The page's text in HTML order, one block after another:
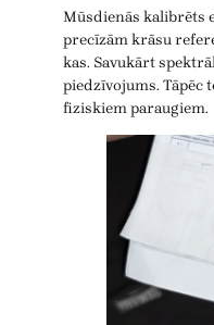
Mūsdienās kalibrēts
precīzām krāsu
kas. Savukārt
piedzīvojums. Tāpēc
fiziskiem paraugiem.